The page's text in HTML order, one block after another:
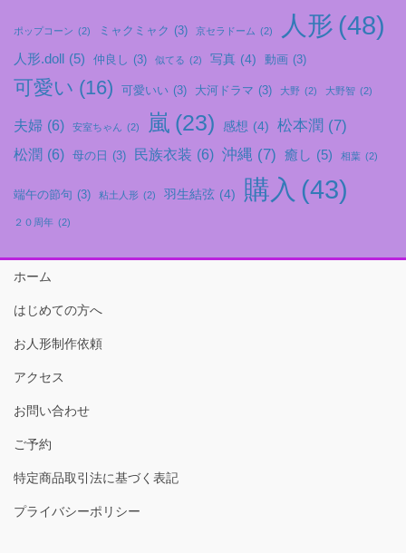
ポップコーン (2) ミャクミャク (3) 京セラドーム (2) 人形 (48)
人形.doll (5) 仲良し (3) 似てる (2) 写真 (4) 動画 (3)
可愛い (16) 可愛いい (3) 大河ドラマ (3) 大野 (2) 大野智 (2)
夫婦 (6) 安室ちゃん (2) 嵐 (23) 感想 (4) 松本潤 (7)
松潤 (6) 母の日 (3) 民族衣装 (6) 沖縄 (7) 癒し (5) 相葉 (2)
端午の節句 (3) 粘土人形 (2) 羽生結弦 (4) 購入 (43)
２０周年 (2)
ホーム
はじめての方へ
お人形制作依頼
アクセス
お問い合わせ
ご予約
特定商品取引法に基づく表記
プライバシーポリシー